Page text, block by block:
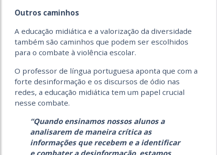
Outros caminhos
A educação midiática e a valorização da diversidade
também são caminhos que podem ser escolhidos
para o combate à violência escolar.
O professor de língua portuguesa aponta que com a
forte desinformação e os discursos de ódio nas
redes, a educação midiática tem um papel crucial
nesse combate.
“Quando ensinamos nossos alunos a
analisarem de maneira crítica as
informações que recebem e a identificar